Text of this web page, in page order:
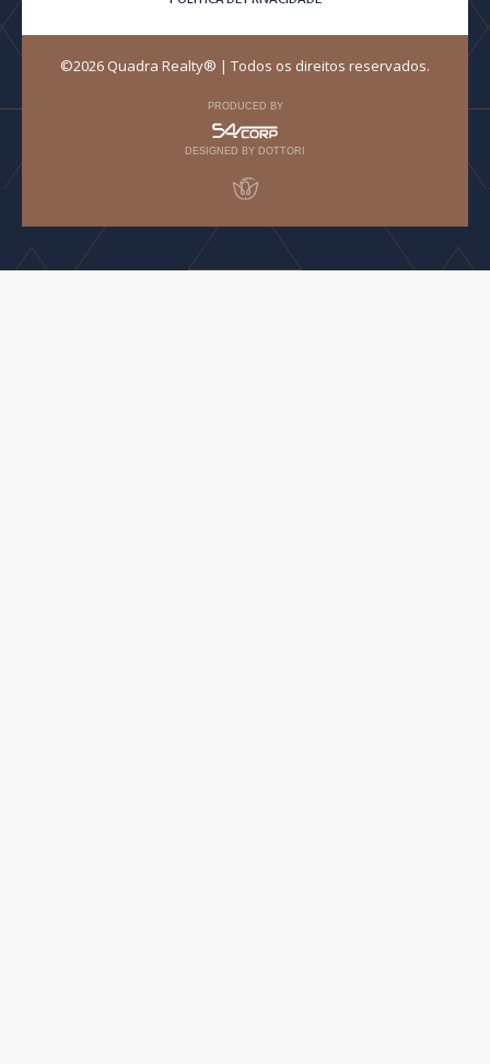
©2026 Quadra Realty® | Todos os direitos reservados.
PRODUCED BY
DESIGNED BY DOTTORI